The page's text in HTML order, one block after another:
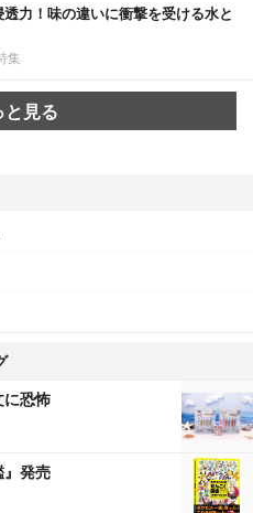
力！味の違いに衝撃を受ける水と
集
と見る
に恐怖
』発売